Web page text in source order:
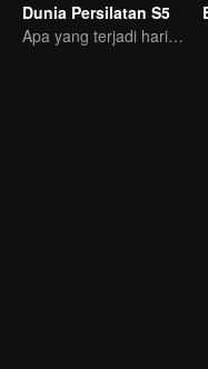
Dunia Persilatan S5
Apa yang terjadi hari ini akan dibalas seratus kali lipat!